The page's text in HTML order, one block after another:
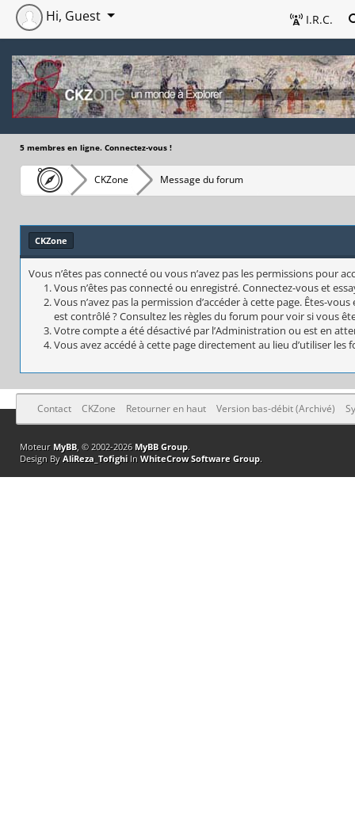
I.R.C.
Hi, Guest
5 membres en ligne. Connectez-vous !
CKZone Message du forum
CKZone
Vous n’êtes pas connecté ou vous n’avez pas les permissions pour
Vous n’êtes pas connecté ou enregistré. Connectez-vous et
Vous n’avez pas la permission d’accéder à cette page. Êtes-
est contrôlé ? Consultez les règles du forum pour voir si vous
Votre compte a été désactivé par l’Administration ou est en
Vous avez accédé à cette page directement au lieu d’utiliser
Contact CKZone Retourner en haut Version bas-débit (Archivé)
Moteur MyBB, © 2002-2026 MyBB Group.
Design By AliReza_TofighiIn WhiteCrow Software Group.